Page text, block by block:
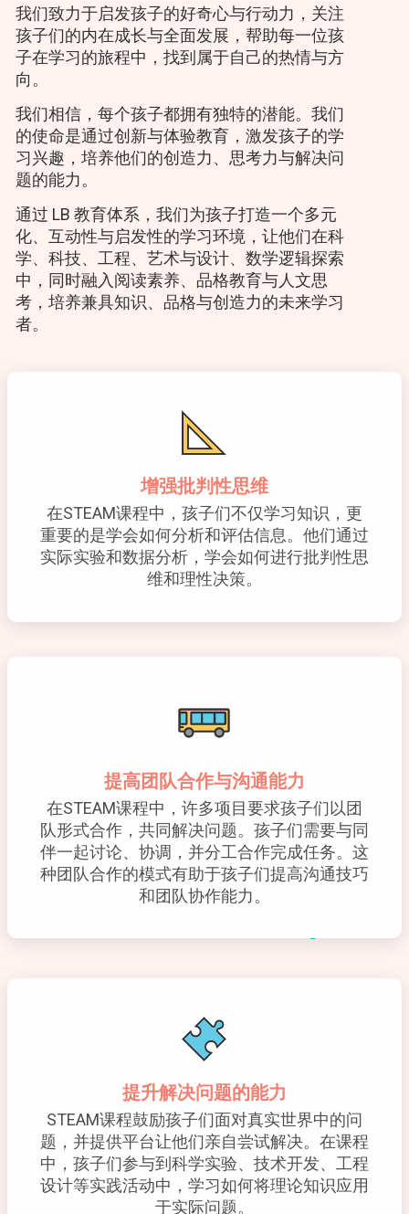
我们致力于启发孩子的好奇心与行动力，关注
孩子们的内在成长与全面发展，帮助每一位孩
子在学习的旅程中，找到属于自己的热情与方
向。
我们相信，每个孩子都拥有独特的潜能。我们
的使命是通过创新与体验教育，激发孩子的学
习兴趣，培养他们的创造力、思考力与解决问
题的能力。
通过 LB 教育体系，我们为孩子打造一个多元
化、互动性与启发性的学习环境，让他们在科
学、科技、工程、艺术与设计、数学逻辑探索
中，同时融入阅读素养、品格教育与人文思
考，培养兼具知识、品格与创造力的未来学习
者。
增强批判性思维
在STEAM课程中，孩子们不仅学习知识，更
重要的是学会如何分析和评估信息。他们通过
实际实验和数据分析，学会如何进行批判性思
维和理性决策。
提高团队合作与沟通能力
在STEAM课程中，许多项目要求孩子们以团
队形式合作，共同解决问题。孩子们需要与同
伴一起讨论、协调，并分工合作完成任务。这
种团队合作的模式有助于孩子们提高沟通技巧
和团队协作能力。
提升解决问题的能力
STEAM课程鼓励孩子们面对真实世界中的问
题，并提供平台让他们亲自尝试解决。在课程
中，孩子们参与到科学实验、技术开发、工程
设计等实践活动中，学习如何将理论知识应用
于实际问题。